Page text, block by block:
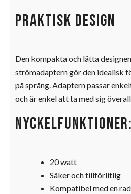
Praktisk design
Den kompakta och lätta
strömadaptern gör den idealisk
på språng. Adaptern passar
och är enkel att ta med sig
Nyckelfunktioner:
20 watt
Säker och tillförlitlig
Kompatibel med en